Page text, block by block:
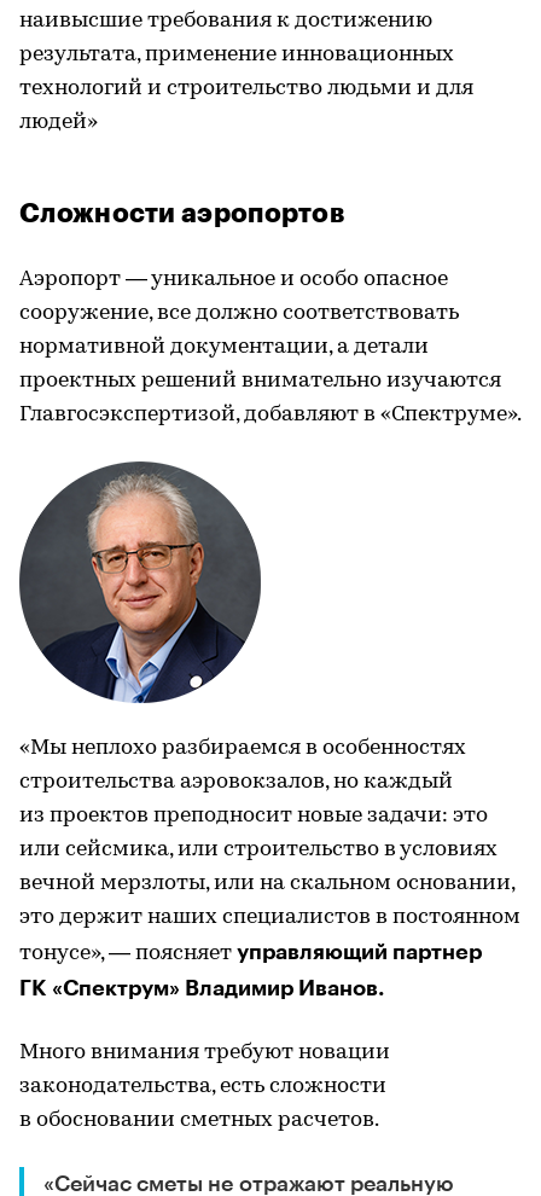
наивысшие требования к достижению
результата, применение инновационных
технологий и строительство людьми и для
людей»
Сложности аэропортов
Аэропорт — уникальное и особо опасное
сооружение, все должно соответствовать
нормативной документации, а детали
проектных решений внимательно изучаются
Главгосэкспертизой, добавляют в «Спектруме».
«Мы неплохо разбираемся в особенностях
строительства аэровокзалов, но каждый
из проектов преподносит новые задачи: это
или сейсмика, или строительство в условиях
вечной мерзлоты, или на скальном основании,
это держит наших специалистов в постоянном
тонусе», — поясняет управляющий партнер
ГК «Спектрум» Владимир Иванов.
Много внимания требуют новации
законодательства, есть сложности
в обосновании сметных расчетов.
«Сейчас сметы не отражают реальную